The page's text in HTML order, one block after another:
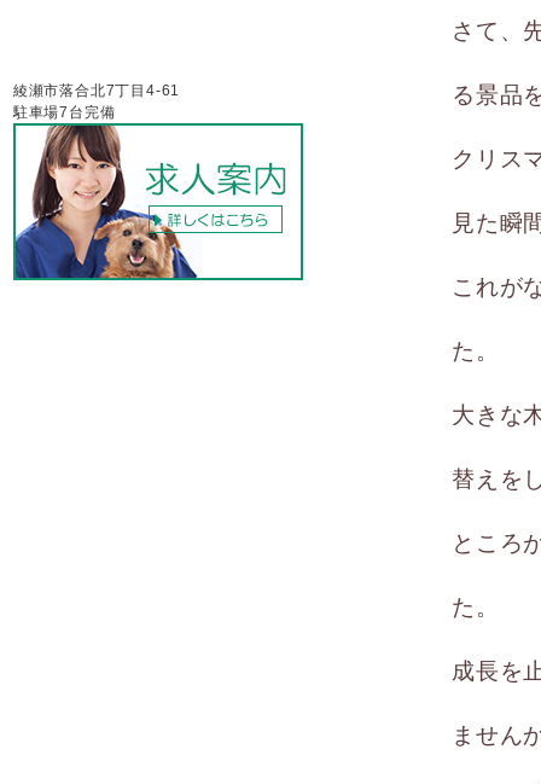
さて、
る景品
クリス
見た瞬
これが
た。
大きな
替えを
ところ
た。
成長を
ません
綾瀬市落合北7丁目4-61
駐車場7台完備